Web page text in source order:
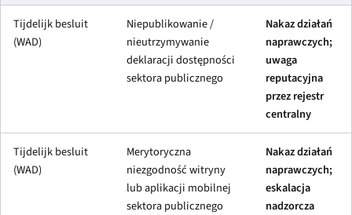
Tijdelijk besluit
(WAD)
Niepublikowanie /
nieutrzymywanie
deklaracji dostępności
sektora publicznego
Nakaz działań
naprawczych;
uwaga
reputacyjna
przez rejestr
centralny
Tijdelijk besluit
(WAD)
Merytoryczna
niezgodność witryny
lub aplikacji mobilnej
sektora publicznego
Nakaz działań
naprawczych;
eskalacja
nadzorcza